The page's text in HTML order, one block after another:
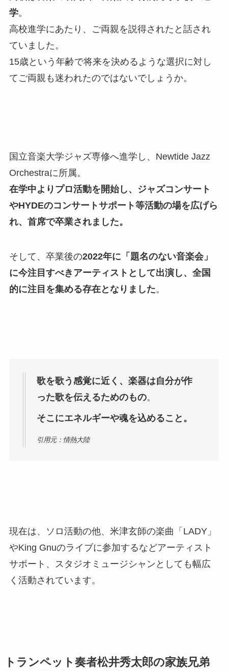
学。
高校進学にあたり、ご両親を説得されたと話され
ていました。
15歳という年齢で将来を決めるような選択に対し
てご両親も迷われたのではないでしょうか。
国立音楽大学ジャズ専修へ進学し、Newtide Jazz
Orchestraに所属。
在学中よりプロ活動を開始し、ジャズコンサート
やHYDEのコンサートサポート等活動の場を広げら
れ、首席で卒業されました。
そして、卒業後の2022年に「題名のない音楽会」
に今注目すべきアーティストとして出演し、全国
的に注目を集める存在となりました。
歌を歌う感覚に近く、楽器は自分が作
った歌を伝えるためのもの。
そこにエネルギーや魂を込めること。
引用元：情熱大陸
現在は、ソロ活動の他、米津玄師の楽曲「LADY」
やKing Gnuのライブに参加するなどアーティスト
サポート、スタジオミュージシャンとしても幅広
く活動されています。
トランペット奏者松井秀太郎の家族兄弟